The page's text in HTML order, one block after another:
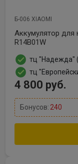
Б-006 XIAOMI
Аккумулятор для
R14B01W
тц "Надежда"
тц
4 800 руб.
Бонусов: 240